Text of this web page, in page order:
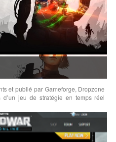
et publié par Gameforge, Dropzone
jeu de stratégie en temps réel